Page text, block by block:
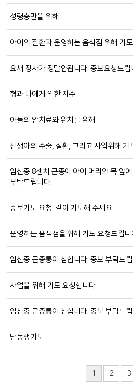
성령충만을 위해
아이의 질환과 운영하는 음식점 위해 기
요새 장사가 정말안됩니다. 중보요청드립
형과 나에게 임한 저주
아들의 암치료와 완치를 위해
신생아의 수술, 질환, 그리고 사업위해 기
임신중 8센치 근종이 아이 머리와 목 앞
부탁드립니다.
중보기도 요청_같이 기도해 주세요
운영하는 음식점을 위해 기도 요청드립니
임신중 근종통이 심합니다. 중보 부탁드립
사업을 위해 기도 요청합니다.
임신중 근종통이 심합니다. 중보 부탁드립
남동생기도
1 2 3